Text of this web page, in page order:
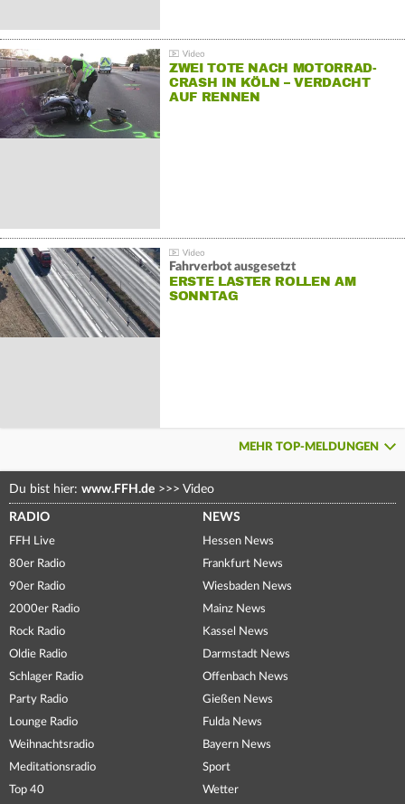
ZWEI TOTE NACH MOTORRAD-
CRASH IN KÖLN – VERDACHT
AUF RENNEN
Fahrverbot ausgesetzt
ERSTE LASTER ROLLEN AM
SONNTAG
MEHR TOP-MELDUNGEN
Du bist hier: www.FFH.de >>> Video
RADIO
FFH Live
80er Radio
90er Radio
2000er Radio
Rock Radio
Oldie Radio
Schlager Radio
Party Radio
Lounge Radio
Weihnachtsradio
Meditationsradio
Top 40
NEWS
Hessen News
Frankfurt News
Wiesbaden News
Mainz News
Kassel News
Darmstadt News
Offenbach News
Gießen News
Fulda News
Bayern News
Sport
Wetter